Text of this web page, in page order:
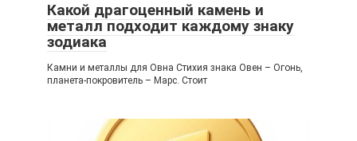
Какой драгоценный камень и
металл подходит каждому знаку
зодиака
Камни и металлы для Овна Стихия знака Овен – Огонь,
планета-покровитель – Марс. Стоит